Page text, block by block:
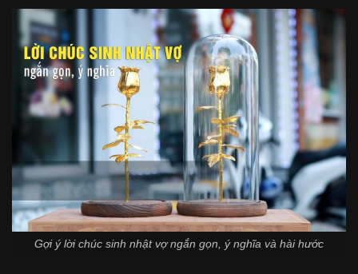
Gợi ý lời chúc sinh nhật vợ ngắn gọn, ý nghĩa và hài hước